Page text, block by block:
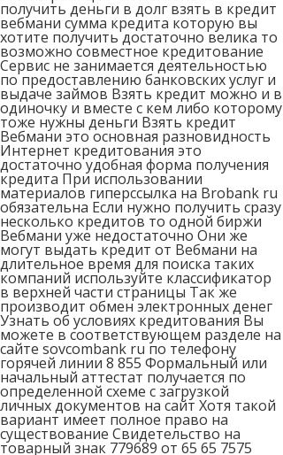
получить деньги в долг взять в кредит
вебмани сумма кредита которую вы
хотите получить достаточно велика то
возможно совместное кредитование
Сервис не занимается деятельностью
по предоставлению банковских услуг и
выдаче займов Взять кредит можно и в
одиночку и вместе с кем либо которому
тоже нужны деньги Взять кредит
Вебмани это основная разновидность
Интернет кредитования это
достаточно удобная форма получения
кредита При использовании
материалов гиперссылка на Brobank ru
обязательна Если нужно получить сразу
несколько кредитов то одной биржи
Вебмани уже недостаточно Они же
могут выдать кредит от Вебмани на
длительное время для поиска таких
компаний используйте классификатор
в верхней части страницы Так же
производит обмен электронных денег
Узнать об условиях кредитования Вы
можете в соответствующем разделе на
сайте sovcombank ru по телефону
горячей линии 8 855 Формальный или
начальный аттестат получается по
определенной схеме с загрузкой
личных документов на сайт Хотя такой
вариант имеет полное право на
существование Свидетельство на
товарный знак 779689 от 65 65 7575